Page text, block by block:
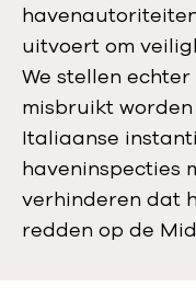
uitvoert om
We stellen
misbruikt
Italiaanse
haveninspecties
verhinderen dat
redden op de